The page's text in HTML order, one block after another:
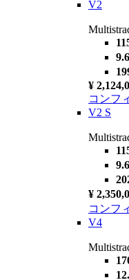
V2
¥
コンフ
V2 S
¥
コンフ
V4